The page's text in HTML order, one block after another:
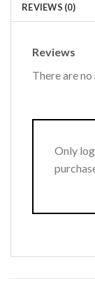
REVIEWS (0)
Reviews
There are
Only